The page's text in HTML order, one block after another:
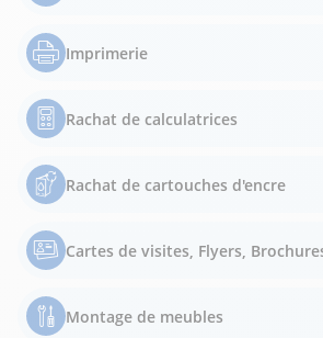
Imprimerie
Rachat de calculatrices
Rachat de cartouches d'encre
Cartes de visites, Flyers,
Montage de meubles